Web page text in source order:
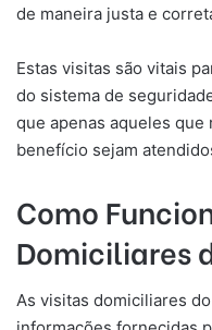
de maneira justa e
Estas visitas são vitais
do sistema de
que apenas aqueles
benefício sejam
Como
Domiciliares
As visitas domiciliares